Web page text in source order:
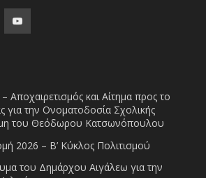
Αποχαιρετισμός και Αίτημα προς το
για την Ονοματοδοσία Σχολικής
του Θεόδωρου Κατσωνόπουλου
2026 – Β’ Κύκλος Πολιτισμού
του Δημάρχου Αιγάλεω για την